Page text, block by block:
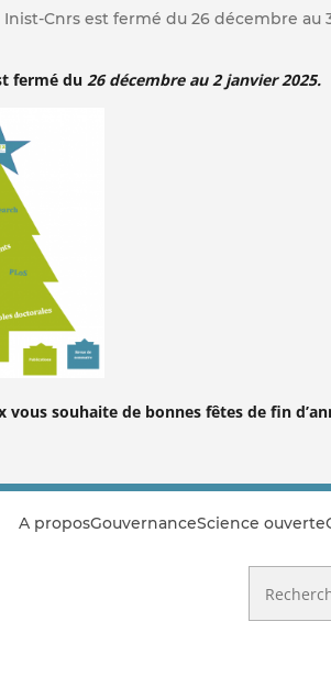
Inist-Cnrs est fermé du 26 décembre au
fermé du26 décembre au 2 janvier 2025.
vous souhaite de bonnes fêtes de fin
A proposGouvernanceScience ouverte